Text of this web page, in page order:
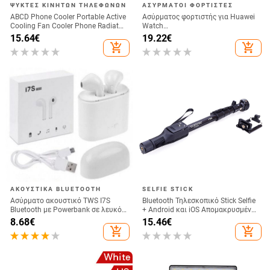
ΨΎΚΤΕΣ ΚΙΝΗΤΏΝ ΤΗΛΕΦΏΝΩΝ
ABCD Phone Cooler Portable Active
Cooling Fan Cooler Phone Radiator
for Playing Games
15.64€
add_shopping_cart
ΑΣΎΡΜΑΤΟΙ ΦΟΡΤΙΣΤΈΣ
Ασύρματος φορτιστής για Huawei
Watch
GT6/GT5/Watch5/Watch4/GT4 –
μεταλλικό σώμα, μαγνητική
φόρτιση, QC 3.0 γρήγορη φόρτιση,
19.22€
add_shopping_cart
ΑΚΟΥΣΤΙΚΆ BLUETOOTH
Ασύρματο ακουστικό TWS I7S
Bluetooth με Powerbank σε λευκό
χρώμα
8.68€
add_shopping_cart
SELFIE STICK
Bluetooth Τηλεσκοπικό Stick Selfie
+ Android και iOS Απομακρυσμένη
Κάμερα - Μαύρο
15.46€
add_shopping_cart